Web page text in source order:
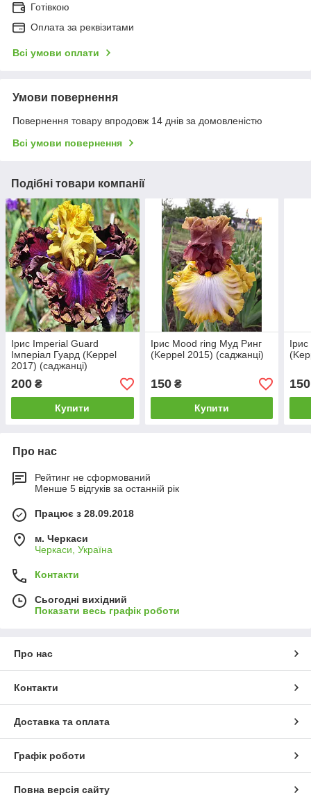
Готівкою
Оплата за реквізитами
Всі умови оплати
Умови повернення
Повернення товару впродовж 14 днів за домовленістю
Всі умови повернення
Подібні товари компанії
Ірис Imperial Guard
Імперіал Гуард (Keppel
2017) (саджанці)
200 ₴
Купити
Ірис Mood ring Муд Ринг
(Keppel 2015) (саджанці)
150₴
Купити
150
Про нас
Рейтинг не сформований
Менше 5 відгуків за останній рік
Працює з 28.09.2018
м. Черкаси
Черкаси, Україна
Контакти
Сьогодні вихідний
Показати весь графік роботи
Про нас
Контакти
Доставка та оплата
Графік роботи
Повна версія сайту